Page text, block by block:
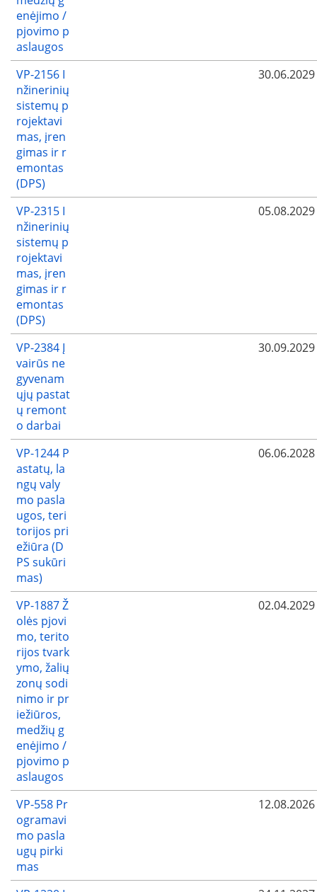
enėjimo /
pjovimo p
aslaugos
VP-2156 I
nžinerinių
sistemų p
rojektavi
mas, įren
gimas ir r
emontas
(DPS)
30.06.2029
VP-2315 I
nžinerinių
sistemų p
rojektavi
mas, įren
gimas ir r
emontas
(DPS)
05.08.2029
VP-2384 Į
vairūs ne
gyvenam
ųjų pastat
ų remont
o darbai
30.09.2029
VP-1244 P
astatų, la
ngų valy
mo pasla
ugos, teri
torijos pri
ežiūra (D
PS sukūri
mas)
06.06.2028
VP-1887 Ž
olės pjovi
mo, terito
rijos tvark
ymo, žalių
zonų sodi
nimo ir pr
iežiūros,
medžių g
enėjimo /
pjovimo p
aslaugos
02.04.2029
VP-558 Pr
ogramavi
mo pasla
ugų pirki
mas
12.08.2026